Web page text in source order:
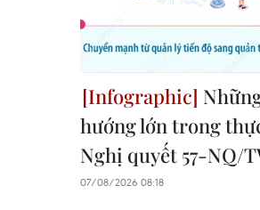
hướng lớn trong
Nghị quyết 57-NQ/
07/08/2026 08:18